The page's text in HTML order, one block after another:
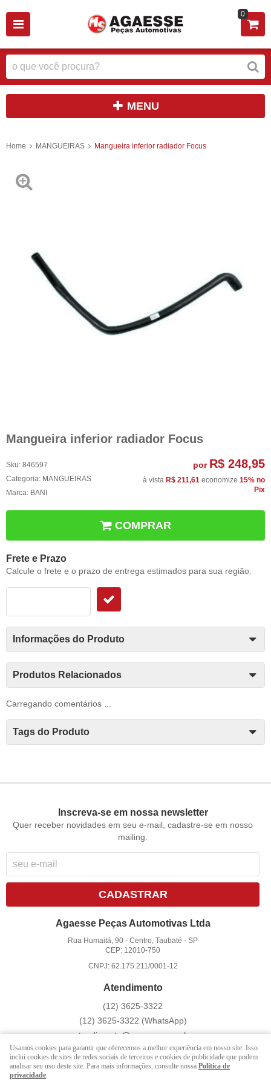
0
MENU
Home MANGUEIRAS Mangueira inferior radiador Focus
Mangueira inferior radiador Focus
Sku: 846597
Categoria: MANGUEIRAS
Marca: BANI
por R$ 248,95
à vista R$ 211,61 economize 15% no
Pix
COMPRAR
Frete e Prazo
Calcule o frete e o prazo de entrega estimados para sua região:
Informações do Produto
Produtos Relacionados
Carregando comentários ...
Tags do Produto
Inscreva-se em nossa newsletter
Quer receber novidades em seu e-mail, cadastre-se em nosso
mailing.
CADASTRAR
Agaesse Peças Automotivas Ltda
Rua Humaitá, 90 -Centro, Taubaté -SP
CEP: 12010-750
CNPJ: 62.175.211/0001-12
Atendimento
(12) 3625-3322
(12) 3625-3322 (WhatsApp)
atendimento@agaesse.com.br
LOJA VIRTUAL CRIADA POR
Usamos cookies para garantir que oferecemos a melhor experiência em nosso site. Isso
inclui cookies de sites de redes sociais de terceiros e cookies de publicidade que podem
analisar seu uso deste site. Para mais informações, consulte nossa Política de
privacidade.